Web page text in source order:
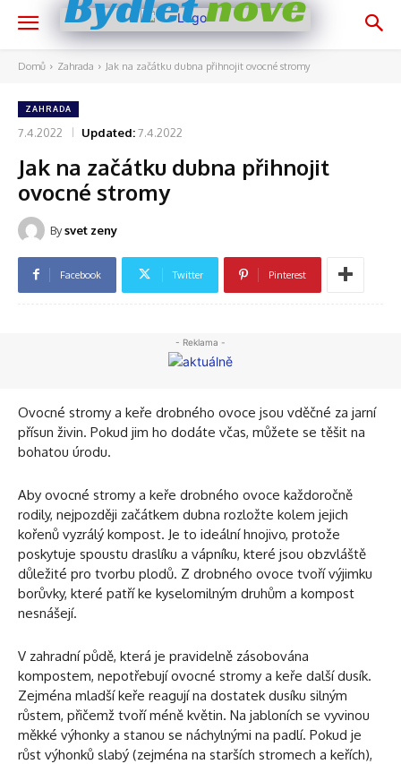
Domů Zahrada Jak na začátku dubna přihnojit ovocné stromy
ZAHRADA
7.4.2022 Updated:7.4.2022
Jak na začátku dubna přihnojit
ovocné stromy
Bysvet zeny
Facebook Twitter Pinterest
- Reklama -
Ovocné stromy a keře drobného ovoce jsou vděčné za jarní
přísun živin. Pokud jim ho dodáte včas, můžete se těšit na
bohatou úrodu.
Aby ovocné stromy a keře drobného ovoce každoročně
rodily, nejpozději začátkem dubna rozložte kolem jejich
kořenů vyzrálý kompost. Je to ideální hnojivo, protože
poskytuje spoustu draslíku a vápníku, které jsou obzvláště
důležité pro tvorbu plodů. Z drobného ovoce tvoří výjimku
borůvky, které patří ke kyselomilným druhům a kompost
nesnášejí.
V zahradní půdě, která je pravidelně zásobována
kompostem, nepotřebují ovocné stromy a keře další dusík.
Zejména mladší keře reagují na dostatek dusíku silným
růstem, přičemž tvoří méně květin. Na jabloních se vyvinou
měkké výhonky a stanou se náchylnými na padlí. Pokud je
růst výhonků slabý (zejména na starších stromech a keřích),